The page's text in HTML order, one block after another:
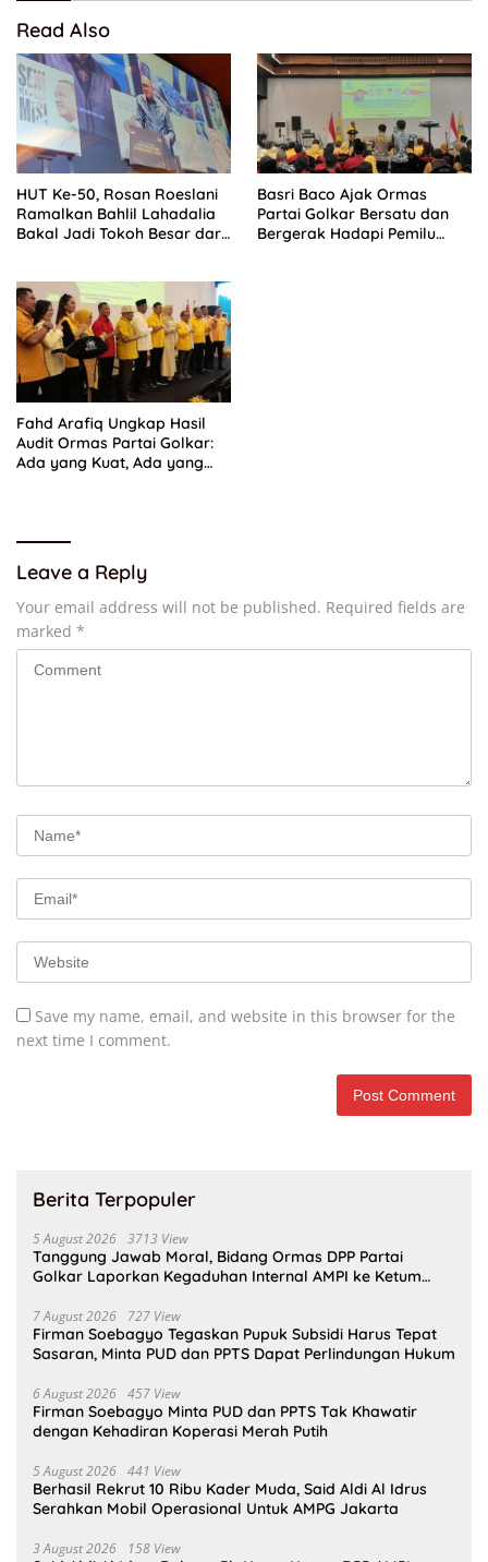
Read Also
HUT Ke-50, Rosan Roeslani
Ramalkan Bahlil Lahadalia
Bakal Jadi Tokoh Besar dari
Basri Baco Ajak Ormas
Partai Golkar Bersatu dan
Bergerak Hadapi Pemilu
Fahd Arafiq Ungkap Hasil
Audit Ormas Partai Golkar:
Ada yang Kuat, Ada yang
Leave a Reply
Your email address will not be published. Required fields are
marked *
Save my name, email, and website in this browser for the
next time I comment.
Berita Terpopuler
5 August 2026 3713 View
Tanggung Jawab Moral, Bidang Ormas DPP Partai
Golkar Laporkan Kegaduhan Internal AMPI ke Ketum
7 August 2026 727 View
Firman Soebagyo Tegaskan Pupuk Subsidi Harus Tepat
Sasaran, Minta PUD dan PPTS Dapat Perlindungan Hukum
6 August 2026 457 View
Firman Soebagyo Minta PUD dan PPTS Tak Khawatir
dengan Kehadiran Koperasi Merah Putih
5 August 2026 441 View
Berhasil Rekrut 10 Ribu Kader Muda, Said Aldi Al Idrus
Serahkan Mobil Operasional Untuk AMPG Jakarta
3 August 2026 158 View